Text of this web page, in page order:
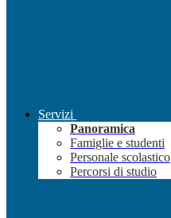
Servizi
Panoramica
Famiglie e studenti
Personale scolastico
Percorsi di studio